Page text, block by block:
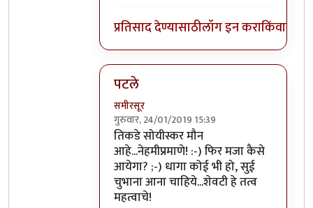
प्रतिसाद देण्यासाठीलॉग इन कराकिंवा
पटले
समीरसूर
गुरुवार, 24/01/2019 15:39
In reply toशाब्दिक मारामारी फक्त ठराविक
तिकडे सोयीस्कर मौन
आहे...नेहमीप्रमाणे! :-) फिर मजा कैसे
आयेगा? ;-) धागा कोई भी हो, सुई
चुभाना आना चाहिये...शेवटी हे तत्व
महत्वाचे!